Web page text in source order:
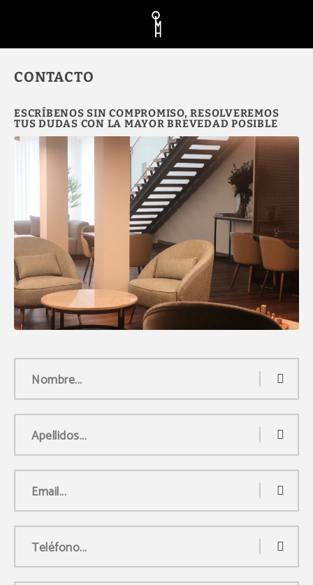
CONTACTO
ESCRÍBENOS SIN COMPROMISO, RESOLVEREMOS
TUS DUDAS CON LA MAYOR BREVEDAD POSIBLE
Nombre...
Apellidos...
Email...
Teléfono...